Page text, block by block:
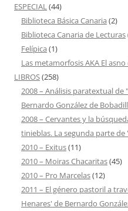
ESPECIAL(44)
Biblioteca Básica Canaria (2)
Biblioteca Canaria de Lecturas
Felípica (1)
Las metamorfosis AKA El
LIBROS(258)
2008 – Análisis paratextual
Bernardo González de
2008 – Cervantes y la
tinieblas. La segunda parte de
2010 – Exitus(11)
2010 – Moiras Chacaritas(45)
2010 – Pro Marcelas(12)
2011 – El género pastoril a
Henares' de Bernardo